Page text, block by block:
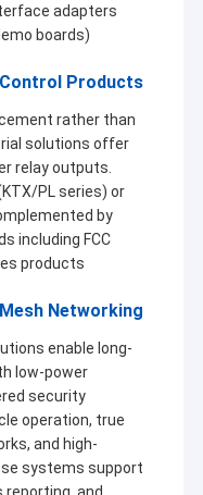
adapters
boards).
Control Products
rather than
solutions offer
relay outputs.
PL series) or
by
including FCC
products.
Mesh Networking
enable long-
low-power
security
operation, true
and high-
systems support
and